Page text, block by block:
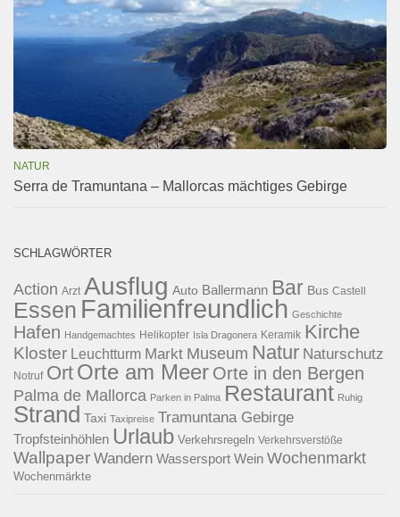
NATUR
Serra de Tramuntana – Mallorcas mächtiges Gebirge
SCHLAGWÖRTER
Action Arzt Ausflug Auto Ballermann Bar Bus Castell
Essen Familienfreundlich Geschichte
Hafen Handgemachtes Helikopter Isla Dragonera Keramik Kirche
Kloster Leuchtturm Markt Museum Natur Naturschutz
Notruf Ort Orte am Meer Orte in den Bergen
Palma de Mallorca Parken in Palma Restaurant Ruhig
Strand Taxi Taxipreise Tramuntana Gebirge
Tropfsteinhöhlen Urlaub Verkehrsregeln Verkehrsverstöße
Wallpaper Wandern Wassersport Wein Wochenmarkt
Wochenmärkte